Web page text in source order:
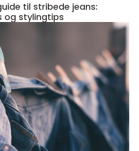
til stribede jeans:
og stylingtips